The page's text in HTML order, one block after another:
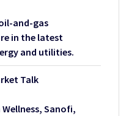
and-gas
in the latest
and utilities.
Talk
Sanofi,